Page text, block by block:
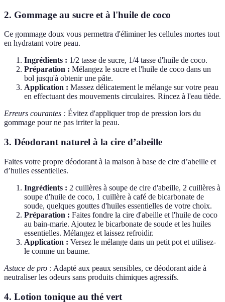
2. Gommage au sucre et à l'huile de coco
Ce gommage doux vous permettra d'éliminer les cellules mortes tout
en hydratant votre peau.
Ingrédients : 1/2 tasse de sucre, 1/4 tasse d'huile de coco.
Préparation : Mélangez le sucre et l'huile de coco dans un
bol jusqu'à obtenir une pâte.
Application : Massez délicatement le mélange sur votre peau
en effectuant des mouvements circulaires. Rincez à l'eau tiède.
Erreurs courantes : Évitez d'appliquer trop de pression lors du
gommage pour ne pas irriter la peau.
3. Déodorant naturel à la cire d’abeille
Faites votre propre déodorant à la maison à base de cire d’abeille et
d’huiles essentielles.
Ingrédients : 2 cuillères à soupe de cire d'abeille, 2 cuillères à
soupe d'huile de coco, 1 cuillère à café de bicarbonate de
soude, quelques gouttes d'huiles essentielles de votre choix.
Préparation : Faites fondre la cire d'abeille et l'huile de coco
au bain-marie. Ajoutez le bicarbonate de soude et les huiles
essentielles. Mélangez et laissez refroidir.
Application : Versez le mélange dans un petit pot et utilisez-
le comme un baume.
Astuce de pro : Adapté aux peaux sensibles, ce déodorant aide à
neutraliser les odeurs sans produits chimiques agressifs.
4. Lotion tonique au thé vert